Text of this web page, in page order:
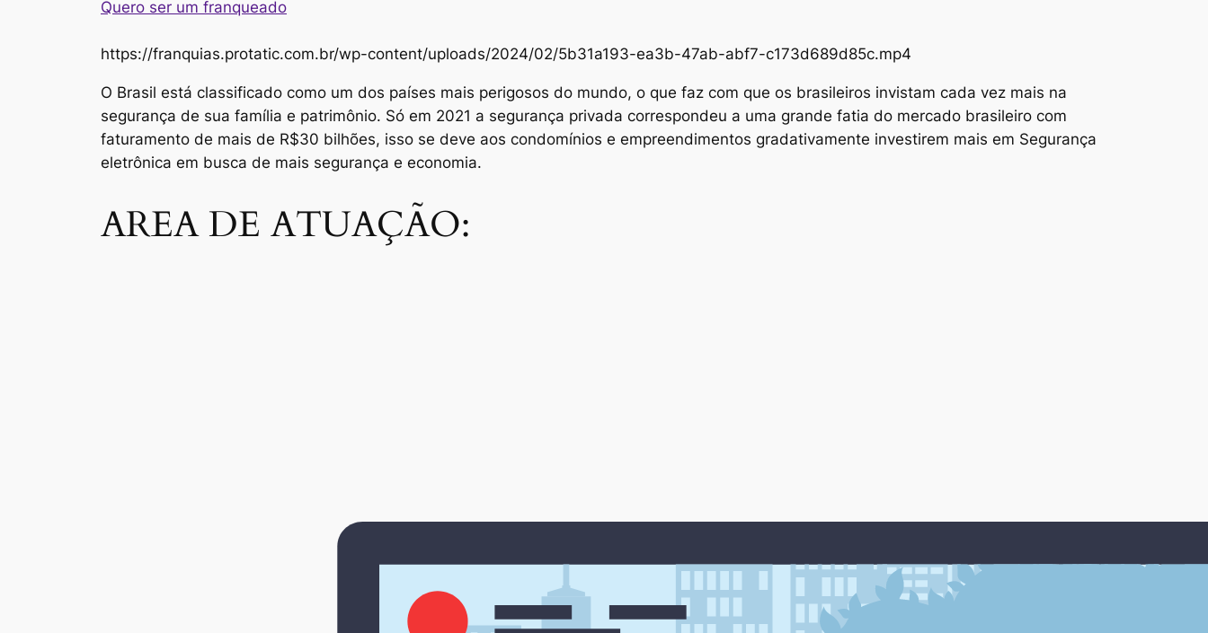
Quero ser um franqueado
https://franquias.protatic.com.br/wp-content/uploads/2024/02/5b31a193-ea3b-47ab-abf7-c173d689d85c.mp4
O Brasil está classificado como um dos países mais perigosos do mundo, o que faz com que os brasileiros invistam cada vez mais na
segurança de sua família e patrimônio. Só em 2021 a segurança privada correspondeu a uma grande fatia do mercado brasileiro com
faturamento de mais de R$30 bilhões, isso se deve aos condomínios e empreendimentos gradativamente investirem mais em Segurança
eletrônica em busca de mais segurança e economia.
AREA DE ATUAÇÃO: